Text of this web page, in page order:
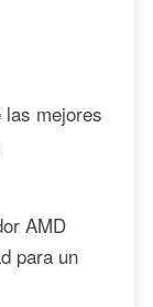
las mejores
AMD
para un